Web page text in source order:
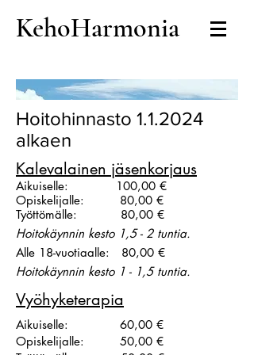
KehoHarmonia
Hoitohinnasto 1.1.2024
alkaen
Kalevalainen jäsenkorjaus
Aikuiselle: 100,00 €
Opiskelijalle: 80,00 €
Työttömälle: 80,00 €
Hoitokäynnin kesto 1,5 - 2 tuntia.
Alle 18-vuotiaalle: 80,00 €
Hoitokäynnin kesto 1 - 1,5 tuntia.
Vyöhyketerapia
Aikuiselle: 60,00 €
Opiskelijalle: 50,00 €